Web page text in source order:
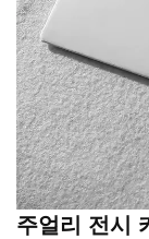
주얼리 전시